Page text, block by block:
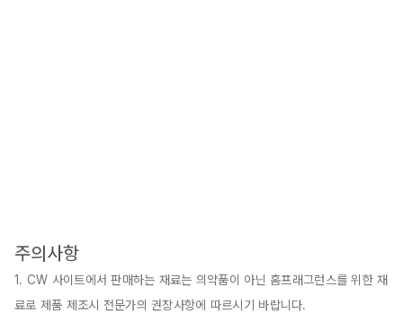
주의사항
1. CW 사이트에서 판매하는 재료는 의약품이 아닌 홈프래그런스를 위한 재
료로 제품 제조시 전문가의 권장사항에 따르시기 바랍니다.